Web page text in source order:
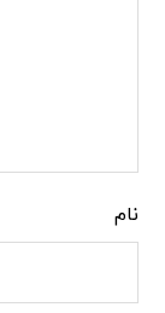
نام